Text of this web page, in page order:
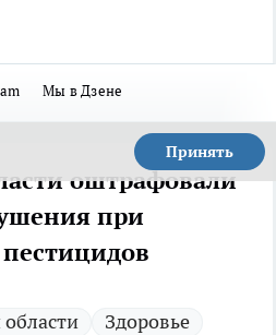
Мы в Дзене
Принять
оштрафовали
при
Здоровье